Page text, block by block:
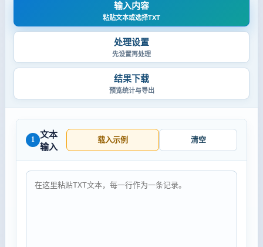
输入内容
粘贴文本或选择TXT
处理设置
先设置再处理
结果下载
预览统计与导出
1
文本
输入
载入示例 清空